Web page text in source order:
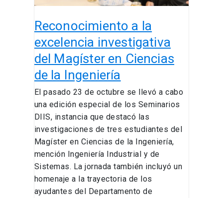
Reconocimiento a la
excelencia investigativa
del Magíster en Ciencias
de la Ingeniería
El pasado 23 de octubre se llevó a cabo
una edición especial de los Seminarios
DIIS, instancia que destacó las
investigaciones de tres estudiantes del
Magíster en Ciencias de la Ingeniería,
mención Ingeniería Industrial y de
Sistemas. La jornada también incluyó un
homenaje a la trayectoria de los
ayudantes del Departamento de
la
Ingeniería